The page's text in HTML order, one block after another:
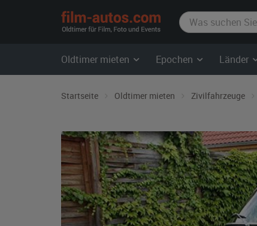
film-
autos.com
Oldtimer mieten Epochen Länder
Startseite Oldtimer mieten Zivilfahrzeuge